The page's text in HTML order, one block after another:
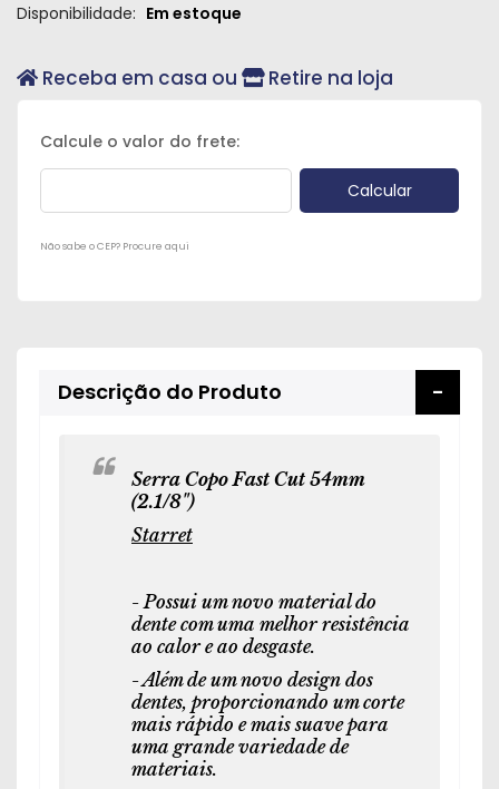
Disponibilidade: Em estoque
Receba em casa ou Retire na loja
Não sabe o CEP? Procure aqui
Descrição do Produto
Serra Copo Fast Cut 54mm
(2.1/8")
Starret
- Possui um novo material do
dente com uma melhor resistência
ao calor e ao desgaste.
- Além de um novo design dos
dentes, proporcionando um corte
mais rápido e mais suave para
uma grande variedade de
materiais.